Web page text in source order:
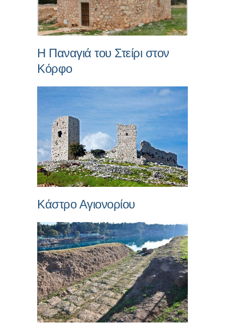
Η Παναγιά του Στείρι στον
Κόρφο
Κάστρο Αγιονορίου